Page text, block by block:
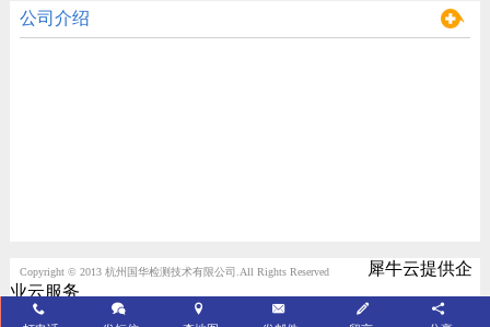
公司介绍
Copyright © 2013 杭州国华检测技术有限公司.All Rights Reserved
犀牛云提供企
业云服务